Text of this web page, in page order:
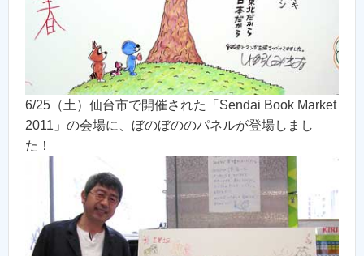
6/25（土）仙台市で開催された「Sendai Book Market
2011」の会場に、ぼのぼののパネルが登場しまし
た！